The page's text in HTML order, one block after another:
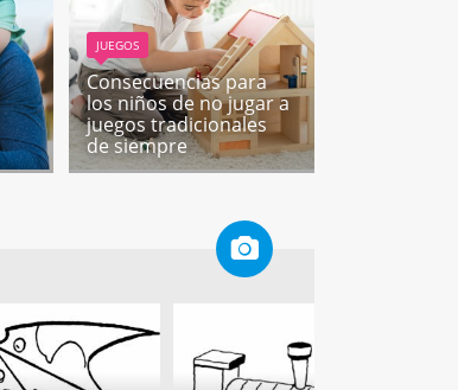
JUEGOS
Consecuencias para
los niños de no jugar a
juegos tradicionales
de siempre